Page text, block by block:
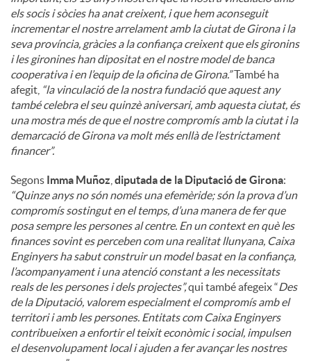
els socis i sòcies ha anat creixent, i que hem aconseguit
incrementar el nostre arrelament amb la ciutat de Girona i la
seva província, gràcies a la confiança creixent que els gironins
i les gironines han dipositat en el nostre model de banca
cooperativa i en l’equip de la oficina de Girona.”També ha
afegit, “la vinculació de la nostra fundació que aquest any
també celebra el seu quinzè aniversari, amb aquesta ciutat, és
una mostra més de que el nostre compromís amb la ciutat i la
demarcació de Girona va molt més enllà de l’estrictament
financer”.
Segons Imma Muñoz diputada de la Diputació de Girona:
“Quinze anys no són només una efemèride; són la prova d’un
compromís sostingut en el temps, d’una manera de fer que
posa sempre les persones al centre. En un context en què les
finances sovint es perceben com una realitat llunyana, Caixa
Enginyers ha sabut construir un model basat en la confiança,
l’acompanyament i una atenció constant a les necessitats
reals de les persones i dels projectes”,qui també afegeix “Des
de la Diputació, valorem especialment el compromís amb el
territori i amb les persones. Entitats com Caixa Enginyers
contribueixen a enfortir el teixit econòmic i social, impulsen
el desenvolupament local i ajuden a fer avançar les nostres